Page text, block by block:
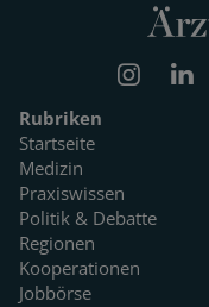
Rubriken
Startseite
Medizin
Praxiswissen
Politik & Debatte
Regionen
Kooperationen
Jobbörse